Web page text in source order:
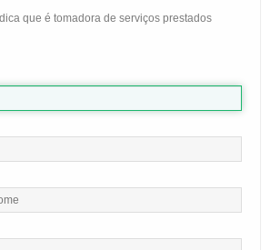
que é tomadora de serviços prestados